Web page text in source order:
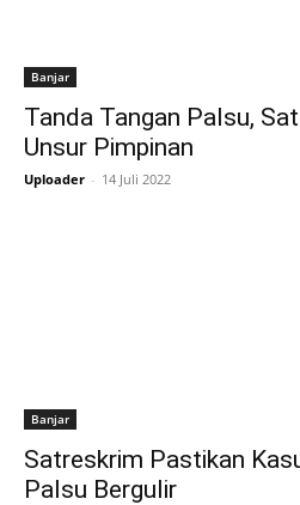
Banjar
Tanda Tangan Palsu,
Unsur Pimpinan
Uploader - 14 Juli 2022
Banjar
Satreskrim Pastikan
Palsu Bergulir